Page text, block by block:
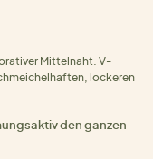
Mittelnaht. V-
lockeren
den ganzen